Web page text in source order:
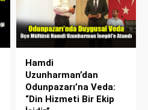
Hamdi
Uzunharman’dan
Odunpazarı’na Veda:
“Din Hizmeti Bir Ekip